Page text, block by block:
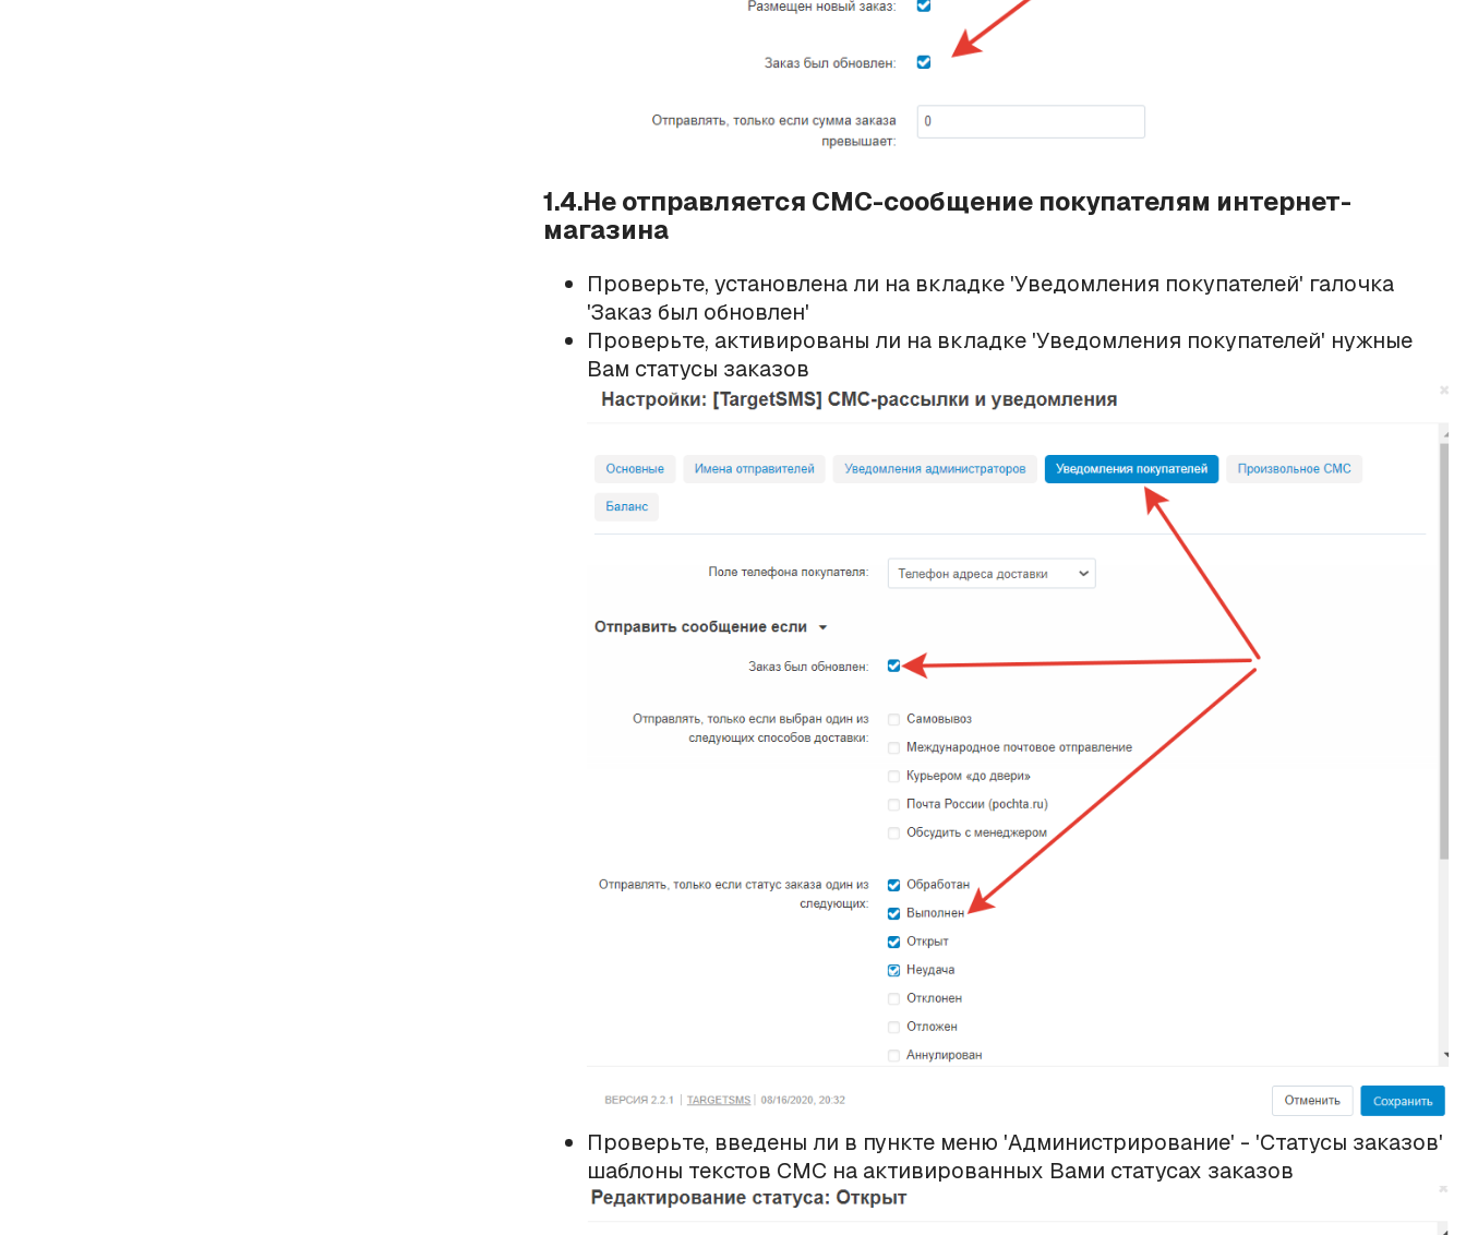
1.4.Не отправляется СМС-сообщение покупателям интернет-
магазина
Проверьте, установлена ли на вкладке 'Уведомления покупателей' галочка
'Заказ был обновлен'
Проверьте, активированы ли на вкладке 'Уведомления покупателей' нужные
Вам статусы заказов
Проверьте, введены ли в пункте меню 'Администрирование' - 'Статусы заказов'
шаблоны текстов СМС на активированных Вами статусах заказов